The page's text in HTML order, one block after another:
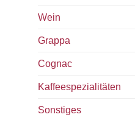
Wein
Grappa
Cognac
Kaffeespezialitäten
Sonstiges